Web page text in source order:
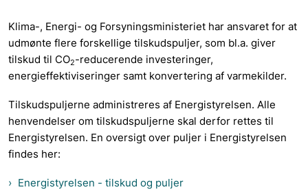
Klima-, Energi- og Forsyningsministeriet har ansvaret for at
udmønte flere forskellige tilskudspuljer, som bl.a. giver
tilskud til CO2-reducerende investeringer,
energieffektiviseringer samt konvertering af varmekilder.
Tilskudspuljerne administreres af Energistyrelsen. Alle
henvendelser om tilskudspuljerne skal derfor rettes til
Energistyrelsen. En oversigt over puljer i Energistyrelsen
findes her:
Energistyrelsen - tilskud og puljer